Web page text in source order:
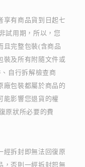
享有商品貨到日起七
試用期，所以，您
且完整包裝(含商品
裝及所有附隨文件或
自行拆解檢查商
廠包裝都屬於商品的
能影響您退貨的權
原狀所必要的費
經拆封即無法回復原
，否則一經拆封恕無